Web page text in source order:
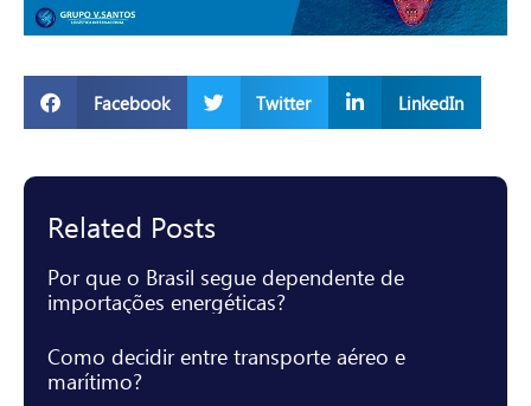
Facebook Twitter LinkedIn
Related Posts
Por que o Brasil segue dependente de
importações energéticas?
Como decidir entre transporte aéreo e
marítimo?